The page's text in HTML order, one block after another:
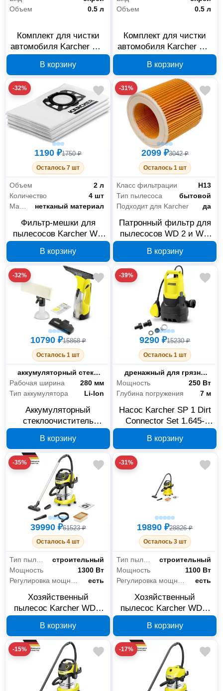
Объем
0.5 л
Комплект для чистки
автомобиля Karcher Car
6.296-168.0
В корзину
Объем
0.5 л
Комплект для чистки
автомобиля Karcher Car
167.0
В корзину
-32%
1190 ₽1750 ₽
Осталось 7 шт
Объем
2 л
Количество
4 шт
нетканый материал
Фильтр-мешки для
пылесосов Karcher WD
314.0
В корзину
-31%
2099 ₽3042 ₽
Осталось 1 шт
Класс фильтрации
Н13
Тип пылесоса
бытовой
Подходит для Karcher
да
Патронный фильтр для
пылесосов WD 2 и WD
В корзину
-32%
10790 ₽15868 ₽
Осталось 1 шт
Тип
аккумуляторный стеклоочиститель
Рабочая ширина
280 мм
Тип аккумулятора
Li-Ion
Аккумуляторный
стеклоочиститель
1.633-453.0
В корзину
-39%
9290 ₽15230 ₽
Осталось 1 шт
Тип
дренажный для грязной воды
Мощность
250 Вт
Глубина погружения
7 м
Насос Karcher SP 1 Dirt
Connector Set 1.645-
В корзину
-35%
39990 ₽61523 ₽
Осталось 4 шт
строительный
Мощность
1300 Вт
есть
Хозяйственный
пылесос Karcher WD 6
360.0
В корзину
-31%
19890 ₽28826 ₽
Осталось 3 шт
Тип пылесоса
строительный
Мощность
1100 Вт
есть
Хозяйственный
пылесос Karcher WD 5
В корзину
-15% -17%